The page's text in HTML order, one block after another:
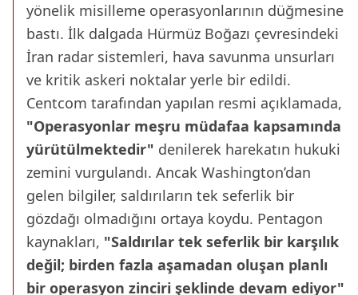
yönelik misilleme operasyonlarının düğmesine
bastı. İlk dalgada Hürmüz Boğazı çevresindeki
İran radar sistemleri, hava savunma unsurları
ve kritik askeri noktalar yerle bir edildi.
Centcom tarafından yapılan resmi açıklamada,
"Operasyonlar meşru müdafaa kapsamında
yürütülmektedir" denilerek harekatın hukuki
zemini vurgulandı. Ancak Washington’dan
gelen bilgiler, saldırıların tek seferlik bir
gözdağı olmadığını ortaya koydu. Pentagon
kaynakları, "Saldırılar tek seferlik bir karşılık
değil; birden fazla aşamadan oluşan planlı
bir operasyon zinciri şeklinde devam ediyor"